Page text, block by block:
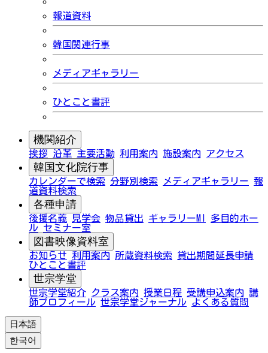
報道資料
韓国関連行事
メディアギャラリー
ひとこと書評
機関紹介
挨拶 沿革 主要活動 利用案内 施設案内 アクセス
韓国文化院行事
カレンダーで検索 分野別検索 メディアギャラリー 報
道資料検索
各種申請
後援名義 見学会 物品貸出 ギャラリーMI
多目的ホー
ル セミナー室
図書映像資料室
お知らせ 利用案内 所蔵資料検索
貸出期間延長申請
ひとこと書評
世宗学堂
世宗学堂紹介 クラス案内 授業日程 受講申込案内 講
師プロフィール 世宗学堂ジャーナル よくある質問
日本語
한국어